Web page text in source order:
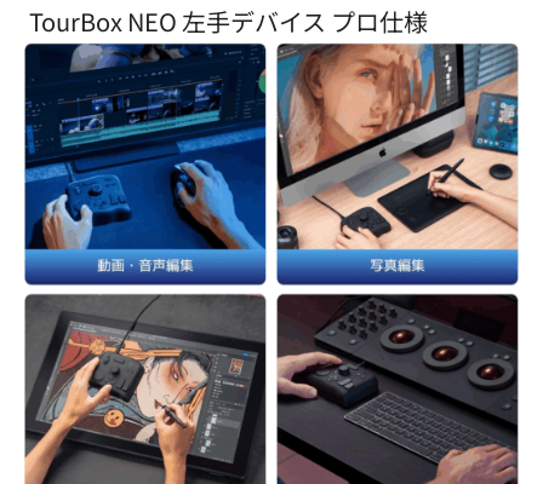
TourBox NEO 左手デバイス プロ仕様